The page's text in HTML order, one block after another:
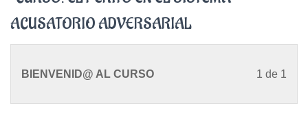
ACUSATORIO ADVERSARIAL
1 de 1
BIENVENID@ AL CURSO
of
en